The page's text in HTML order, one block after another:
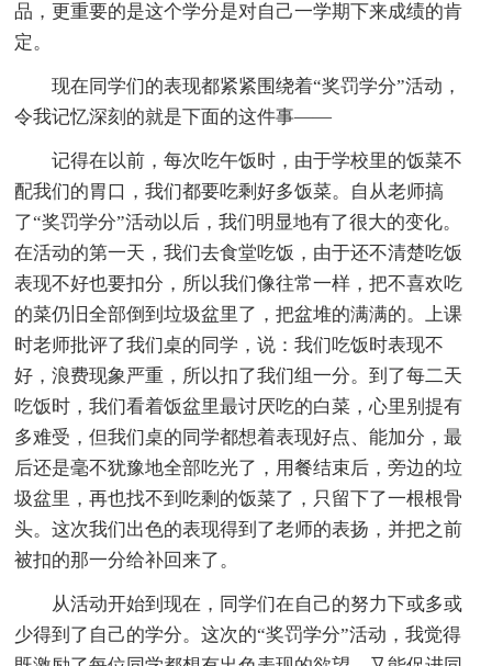
品，更重要的是这个学分是对自己一学期下来成绩的肯
定。
现在同学们的表现都紧紧围绕着“奖罚学分”活动，
令我记忆深刻的就是下面的这件事——
记得在以前，每次吃午饭时，由于学校里的饭菜不
配我们的胃口，我们都要吃剩好多饭菜。自从老师搞
了“奖罚学分”活动以后，我们明显地有了很大的变化。
在活动的第一天，我们去食堂吃饭，由于还不清楚吃饭
表现不好也要扣分，所以我们像往常一样，把不喜欢吃
的菜仍旧全部倒到垃圾盆里了，把盆堆的满满的。上课
时老师批评了我们桌的同学，说：我们吃饭时表现不
好，浪费现象严重，所以扣了我们组一分。到了每二天
吃饭时，我们看着饭盆里最讨厌吃的白菜，心里别提有
多难受，但我们桌的同学都想着表现好点、能加分，最
后还是毫不犹豫地全部吃光了，用餐结束后，旁边的垃
圾盆里，再也找不到吃剩的饭菜了，只留下了一根根骨
头。这次我们出色的表现得到了老师的表扬，并把之前
被扣的那一分给补回来了。
从活动开始到现在，同学们在自己的努力下或多或
少得到了自己的学分。这次的“奖罚学分”活动，我觉得